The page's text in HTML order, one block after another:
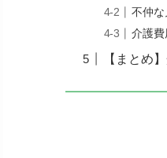
不仲
介護
【まとめ